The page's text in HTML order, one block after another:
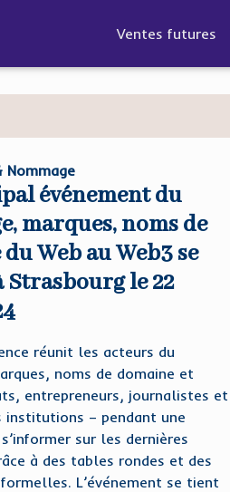
Ventes futures
Nommage
événement du
marques, noms de
Web au Web3 se
le 22
réunit les acteurs du
noms de domaine et
entrepreneurs, journalistes et
institutions – pendant une
sur les dernières
à des tables rondes et des
L’événement se tient